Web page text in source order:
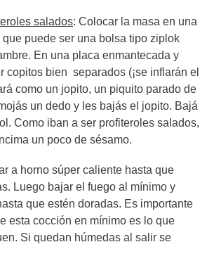
salados: Colocar la masa en una
puede ser una bolsa tipo ziplok
En una placa enmantecada y
copitos bien separados (¡se inflarán el
como un jopito, un piquito parado de
un dedo y les bajás el jopito. Bajá
Como iban a ser profiteroles salados,
un poco de sésamo.
a horno súper caliente hasta que
Luego bajar el fuego al mínimo y
que estén doradas. Es importante
esta cocción en mínimo es lo que
Si quedan húmedas al salir se